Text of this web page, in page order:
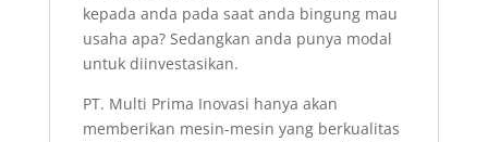
kepada anda pada saat anda bingung mau
usaha apa? Sedangkan anda punya modal
untuk diinvestasikan.
PT. Multi Prima Inovasi hanya akan
memberikan mesin-mesin yang berkualitas